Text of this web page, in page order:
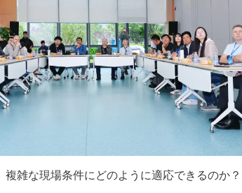
雑な現場条件にどのように適応できるのか？